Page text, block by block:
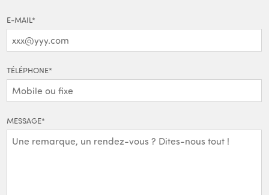
E-MAIL*
TÉLÉPHONE*
MESSAGE*